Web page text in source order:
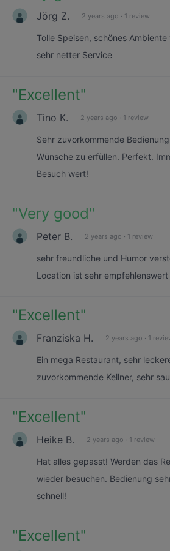
Jörg Z. 2 years ago · 1 review
Tolle Speisen, schönes
sehr netter Service
"Excellent"
Tino K. 2 years ago · 1 review
Sehr zuvorkommende
Wünsche zu erfüllen. Perfekt.
Besuch wert!
"Very good"
Peter B. 2 years ago · 1 review
sehr freundliche und Humor
Location ist sehr empfehlenswert
"Excellent"
Franziska H. 2 years ago · 1
Ein mega Restaurant, sehr
zuvorkommende Kellner, sehr
"Excellent"
Heike B. 2 years ago · 1 review
Hat alles gepasst! Werden das
wieder besuchen. Bedienung
schnell!
"Excellent"